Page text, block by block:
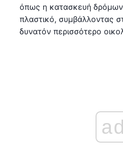
όπως η κατασκευή
πλαστικό, συμβάλλοντας
δυνατόν περισσότερο
ad